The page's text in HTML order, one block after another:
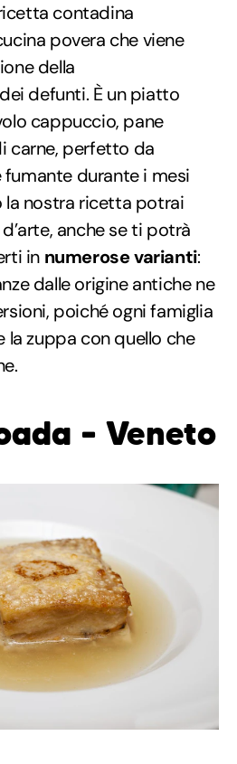
contadina
povera che viene
della
defunti. È un piatto
cappuccio, pane
carne, perfetto da
durante i mesi
la nostra ricetta potrai
anche se ti potrà
in numerose varianti:
dalle origine antiche ne
poiché ogni famiglia
la zuppa con quello che
– Veneto